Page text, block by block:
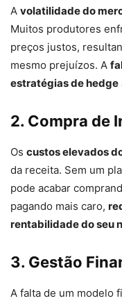
A volatilidade do
Muitos produtores
preços justos,
mesmo prejuízos. A
estratégias de hedge
2. Compra de
Os custos elevados
da receita. Sem um
pode acabar
pagando mais caro,
rentabilidade do seu
3. Gestão
A falta de um modelo